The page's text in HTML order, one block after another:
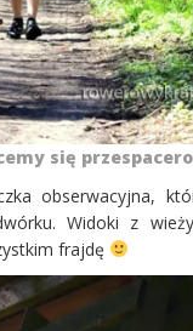
się
obserwacyjna,
Widoki z
frajdę